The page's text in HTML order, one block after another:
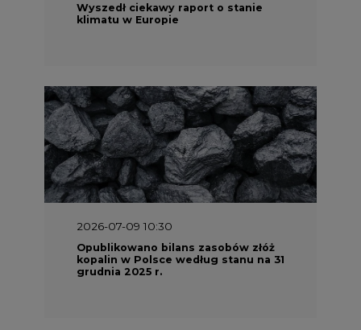
Wyszedł ciekawy raport o stanie
klimatu w Europie
2026-07-09 10:30
Opublikowano bilans zasobów złóż
kopalin w Polsce według stanu na 31
grudnia 2025 r.